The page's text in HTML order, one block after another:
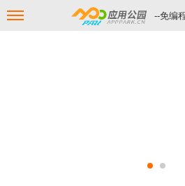
--免编